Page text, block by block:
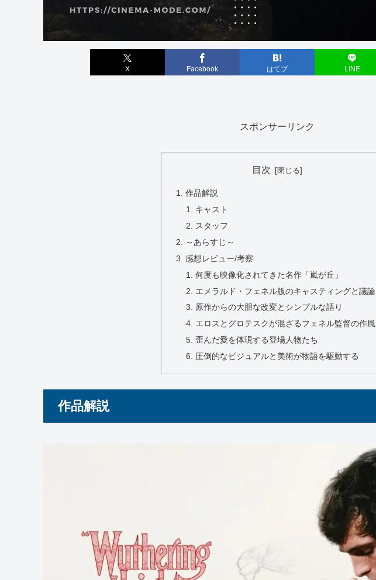
X Facebook はてブ LINE
スポンサーリンク
目次
作品解説
キャスト
スタッフ
～あらすじ～
感想レビュー/考察
何度も映像化されてきた名作「嵐が丘」
エメラルド・フェネル版のキャスティングと議論
原作からの大胆な改変とシンプルな語り
エロスとグロテスクが混ざるフェネル監督の作風
歪んだ愛を体現する登場人物たち
圧倒的なビジュアルと美術が物語を駆動する
作品解説